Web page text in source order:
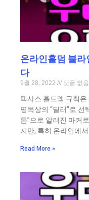
온라인홀덤 블라
다
9월 28, 2022 댓글 없음
텍사스 홀드엠 규칙
명목상의 “딜러”로 선
튼”으로 알려진 마커
지만, 특히 온라인에
Read More »